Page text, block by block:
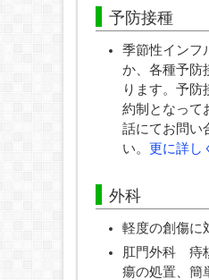
予防接種
季節性インフ
か、各種予防
ります。予防
約制となって
話にてお問い
い。 更に詳し
外科
軽度の創傷に
肛門外科 痔
瘍の処置、簡